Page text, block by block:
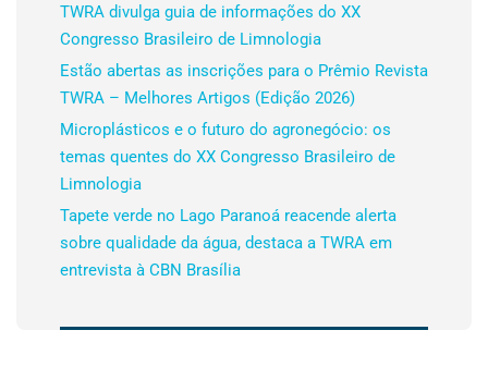
TWRA divulga guia de informações do XX
Congresso Brasileiro de Limnologia
Estão abertas as inscrições para o Prêmio Revista
TWRA – Melhores Artigos (Edição 2026)
Microplásticos e o futuro do agronegócio: os
temas quentes do XX Congresso Brasileiro de
Limnologia
Tapete verde no Lago Paranoá reacende alerta
sobre qualidade da água, destaca a TWRA em
entrevista à CBN Brasília